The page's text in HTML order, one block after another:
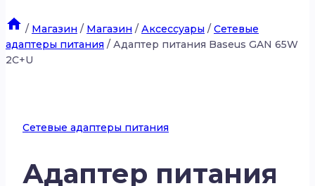
/ Магазин / Магазин / Аксессуары / Сетевые
адаптеры питания / Адаптер питания Baseus GAN 65W
2C+U
Сетевые адаптеры питания
Адаптер питания